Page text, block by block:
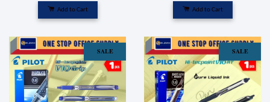
Add to Cart Add to Cart
SALE SALE